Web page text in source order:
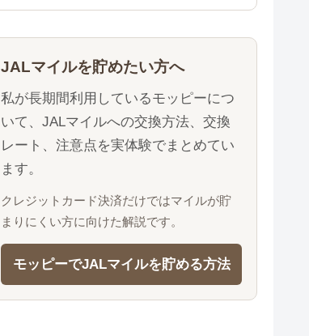
JALマイルを貯めたい方へ
私が長期間利用しているモッピーにつ
いて、JALマイルへの交換方法、交換
レート、注意点を実体験でまとめてい
ます。
クレジットカード決済だけではマイルが貯
まりにくい方に向けた解説です。
モッピーでJALマイルを貯める方法